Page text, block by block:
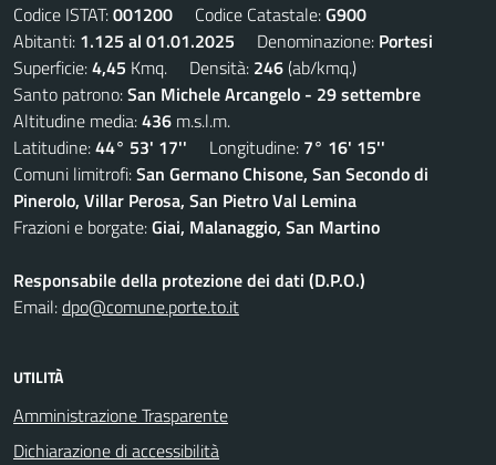
Codice ISTAT:001200 Codice Catastale:G900
Abitanti: 1.125 al 01.01.2025 Denominazione: Portesi
Superficie:4,45 Kmq. Densità: 246(ab/kmq.)
Santo patrono:San Michele Arcangelo - 29 settembre
Altitudine media:436 m.s.l.m.
Latitudine:44° 53' 17'' Longitudine: 7° 16' 15''
Comuni limitrofi:San Germano Chisone, San Secondo di
Pinerolo, Villar Perosa, San Pietro Val Lemina
Frazioni e borgate:Giai, Malanaggio, San Martino
Responsabile della protezione dei dati (D.P.O.)
Email:dpo@comune.porte.to.it
UTILITÀ
Amministrazione Trasparente
Dichiarazione di accessibilità